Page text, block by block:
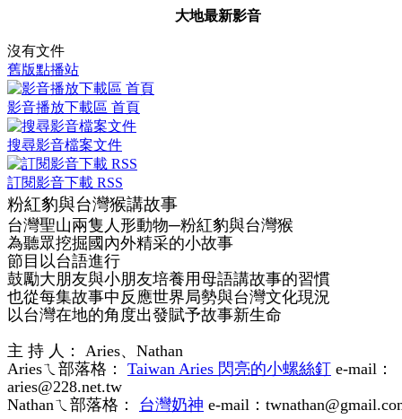
大地最新影音
沒有文件
舊版點播站
影音播放下載區 首頁
搜尋影音檔案文件
訂閱影音下載 RSS
粉紅豹與台灣猴講故事
台灣聖山兩隻人形動物─粉紅豹與台灣猴
為聽眾挖掘國內外精采的小故事
節目以台語進行
鼓勵大朋友與小朋友培養用母語講故事的習慣
也從每集故事中反應世界局勢與台灣文化現況
以台灣在地的角度出發賦予故事新生命
主 持 人： Aries、Nathan
Ariesㄟ部落格： Taiwan Aries 閃亮的小螺絲釘 e-mail：
aries@228.net.tw
Nathanㄟ部落格： 台灣奶神 e-mail：